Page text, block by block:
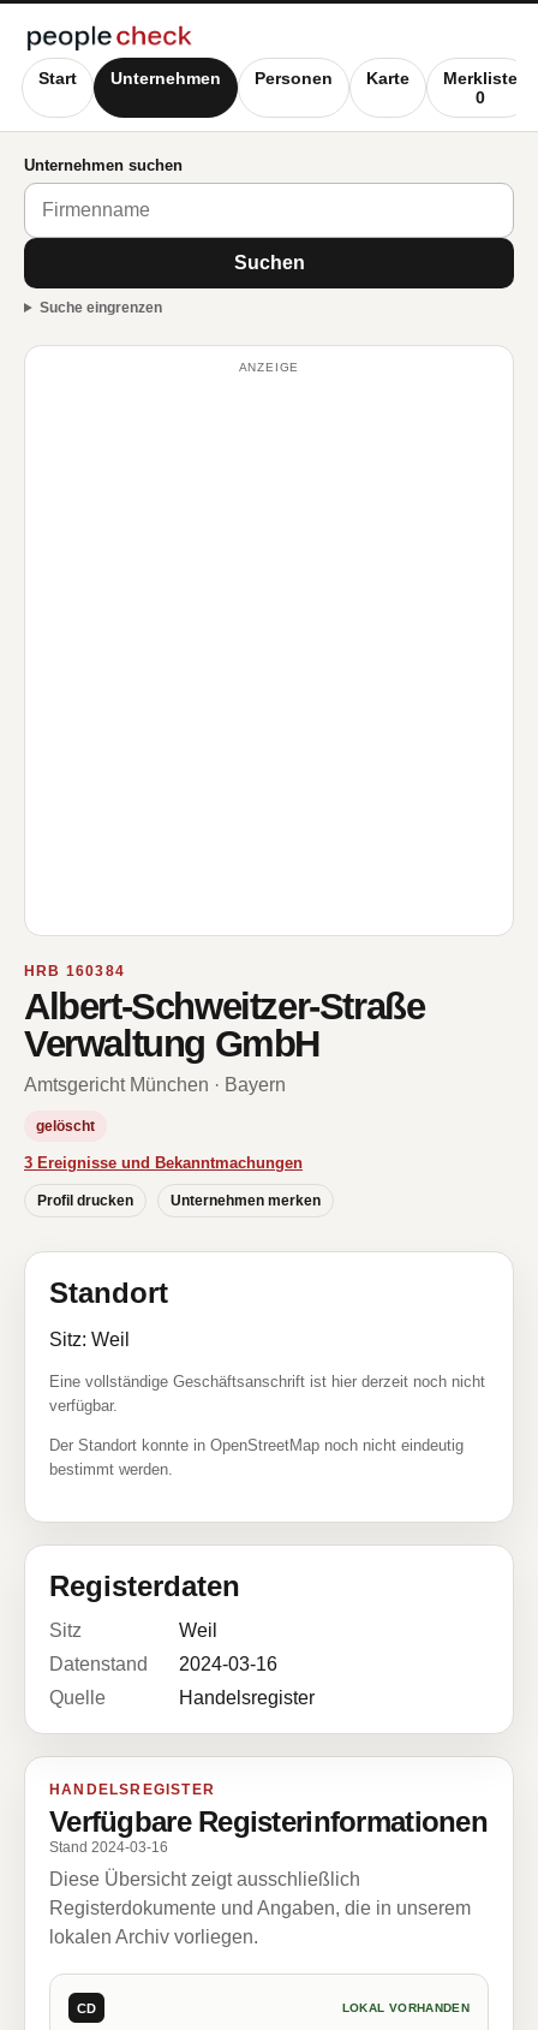
Start Unternehmen Personen Karte
Merkliste
0
Unternehmen suchen
Suchen
Suche eingrenzen
ANZEIGE
HRB 160384
Albert-Schweitzer-Straße
Verwaltung GmbH
Amtsgericht München · Bayern
gelöscht
3 Ereignisse und Bekanntmachungen
Profil drucken Unternehmen merken
Standort
Sitz: Weil
Eine vollständige Geschäftsanschrift ist hier derzeit noch nicht
verfügbar.
Der Standort konnte in OpenStreetMap noch nicht eindeutig
bestimmt werden.
Registerdaten
Sitz
Weil
Datenstand
2024-03-16
Quelle
Handelsregister
HANDELSREGISTER
Verfügbare Registerinformationen
Stand 2024-03-16
Diese Übersicht zeigt ausschließlich
Registerdokumente und Angaben, die in unserem
lokalen Archiv vorliegen.
CD LOKAL VORHANDEN